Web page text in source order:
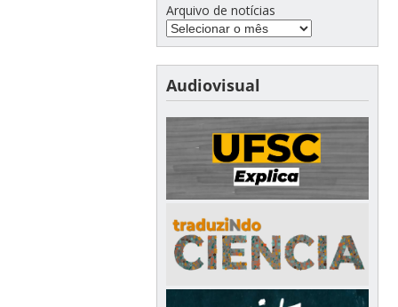
Arquivo de notícias
Audiovisual